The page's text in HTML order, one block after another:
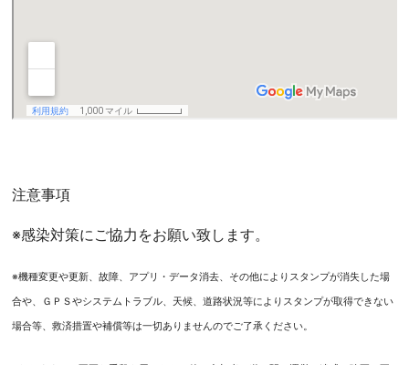
注意事項
※感染対策にご協力をお願い致します。
※機種変更や更新、故障、アプリ・データ消去、その他によりスタンプが消失した場
合や、ＧＰＳやシステムトラブル、天候、道路状況等によりスタンプが取得できない
場合等、救済措置や補償等は一切ありませんのでご了承ください。